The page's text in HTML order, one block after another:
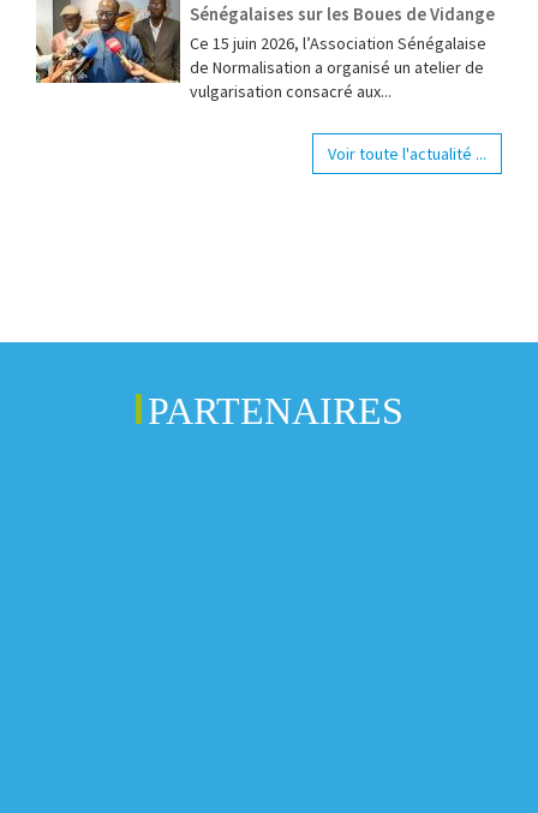
Sénégalaises sur les Boues de Vidange
Ce 15 juin 2026, l’Association Sénégalaise
de Normalisation a organisé un atelier de
vulgarisation consacré aux...
Voir toute l'actualité ...
PARTENAIRES